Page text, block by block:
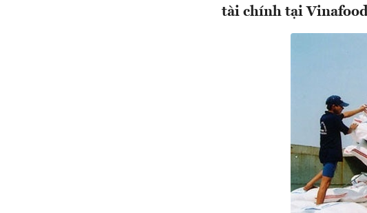
tài chính tại